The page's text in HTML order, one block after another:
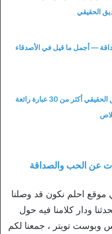
الحقيقي
— أجمل ما قيل في الأصدقاء
كلام عن الصديق الحقيقي أكثر من 30 عبارة رائعة
موقع احلم نكون قد وصلنا
ودار كلامنا فيه حول
الصداقة 50 اقتباس وبوست تويتر ، جمعنا لكم